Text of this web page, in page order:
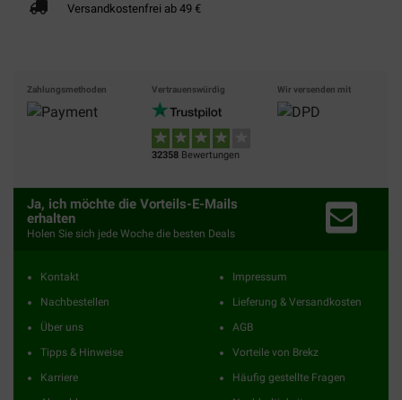
Versandkostenfrei ab 49 €
Zahlungsmethoden Vertrauenswürdig
32358 Bewertungen
Wir versenden mit
Ja, ich möchte die Vorteils-E-Mails
erhalten
Holen Sie sich jede Woche die besten Deals
Kontakt
Nachbestellen
Über uns
Tipps & Hinweise
Karriere
Impressum
Lieferung & Versandkosten
AGB
Vorteile von Brekz
Häufig gestellte Fragen